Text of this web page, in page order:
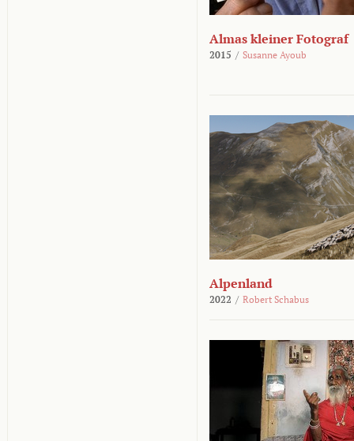
Almas kleiner Fotograf
2015 / Susanne Ayoub
Alpenland
2022 / Robert Schabus